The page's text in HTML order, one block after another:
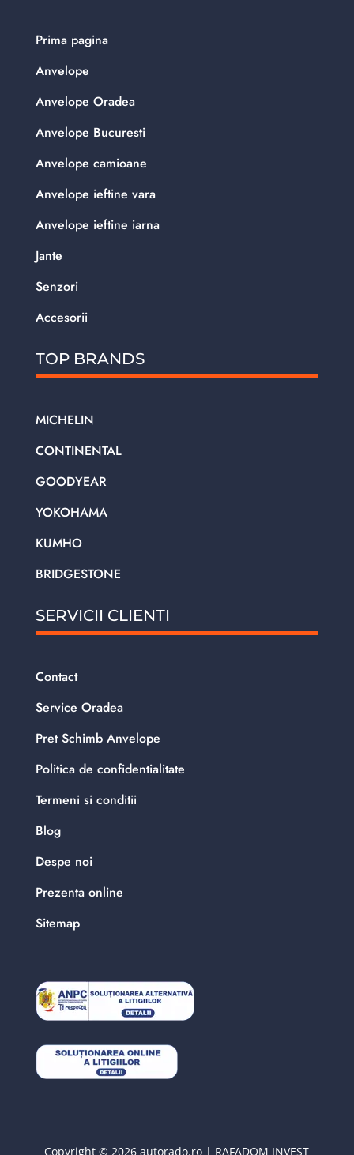
Prima pagina
Anvelope
Anvelope Oradea
Anvelope Bucuresti
Anvelope camioane
Anvelope ieftine vara
Anvelope ieftine iarna
Jante
Senzori
Accesorii
TOP BRANDS
MICHELIN
CONTINENTAL
GOODYEAR
YOKOHAMA
KUMHO
BRIDGESTONE
SERVICII CLIENTI
Contact
Service Oradea
Pret Schimb Anvelope
Politica de confidentialitate
Termeni si conditii
Blog
Despe noi
Prezenta online
Sitemap
Copyright © 2026 autorado.ro | RAFADOM INVEST